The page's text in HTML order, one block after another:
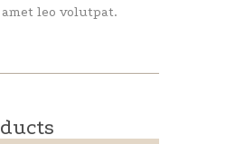
amet leo volutpat.